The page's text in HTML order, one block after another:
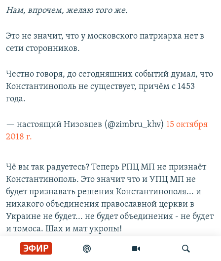
ЭФИР
Нам, впрочем, желаю того же.
Это не значит, что у московского патриарха нет в
сети сторонников.
Честно говоря, до сегодняшних событий думал, что
Константинополь не существует, причём с 1453
года.
— настоящий Низовцев (@zimbru_khv) 15 октября
2018 г.
Чё вы так радуетесь? Теперь РПЦ МП не признаёт
Константинополь. Это значит что и УПЦ МП не
будет признавать решения Константинополя... и
никакого объединения православной церкви в
Украине не будет... не будет объединения - не будет
и томоса. Шах и мат укропы!
— Ukraine Right Now (@UkraineRightNow)